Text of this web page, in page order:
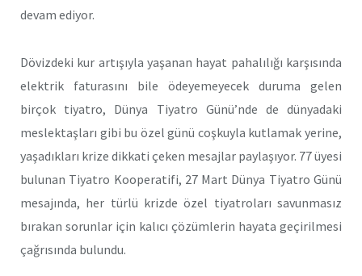
devam ediyor.
Dövizdeki kur artışıyla yaşanan hayat pahalılığı karşısında
elektrik faturasını bile ödeyemeyecek duruma gelen
birçok tiyatro, Dünya Tiyatro Günü’nde de dünyadaki
meslektaşları gibi bu özel günü coşkuyla kutlamak yerine,
yaşadıkları krize dikkati çeken mesajlar paylaşıyor. 77 üyesi
bulunan Tiyatro Kooperatifi, 27 Mart Dünya Tiyatro Günü
mesajında, her türlü krizde özel tiyatroları savunmasız
bırakan sorunlar için kalıcı çözümlerin hayata geçirilmesi
çağrısında bulundu.